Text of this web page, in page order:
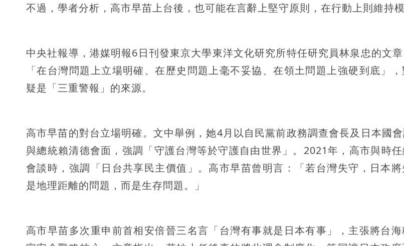
不過，學者分析，高市早苗上台後，也可能在言辭上堅守原則，在行動上則維持模
中央社報導，港媒明報6日刊發東京大學東洋文化研究所特任研究員林泉忠的文
「在台灣問題上立場明確、在歷史問題上毫不妥協、在領土問題上強硬到底」
疑是「三重警報」的來源。
高市早苗的對台立場明確。文中舉例，她4月以自民黨前政務調查會長及日本國會
與總統賴清德會面，強調「守護台灣等於守護自由世界」。2021年，高市與時
會談時，強調「日台共享民主價值」。高市早苗曾明言：「若台灣失守，日本
是地理距離的問題，而是生存問題。」
高市早苗多次重申前首相安倍晉三名言「台灣有事就是日本有事」，主張將台